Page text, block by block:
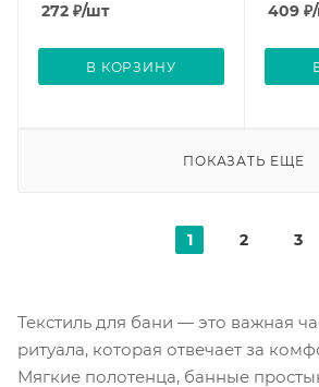
272 ₽/шт
В КОРЗИНУ
409₽
ПОКАЗАТЬ ЕЩЕ
1 2 3
Текстиль для бани — это важная
ритуала, которая отвечает за
Мягкие полотенца, банные